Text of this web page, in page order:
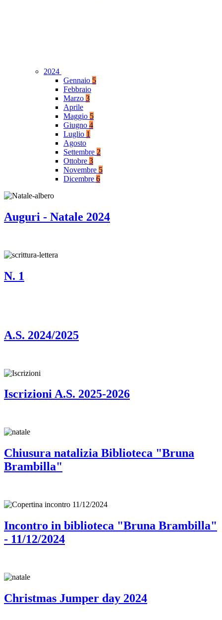
2024
Gennaio 5
Febbraio
Marzo 3
Aprile
Maggio 5
Giugno 4
Luglio 1
Agosto
Settembre 2
Ottobre 3
Novembre 5
Dicembre 6
Auguri - Natale 2024
N. 1
A.S. 2024/2025
Iscrizioni A.S. 2025-2026
Chiusura natalizia Biblioteca "Bruna
Brambilla"
Incontro in biblioteca "Bruna Brambilla"
- 11/12/2024
Christmas Jumper day 2024